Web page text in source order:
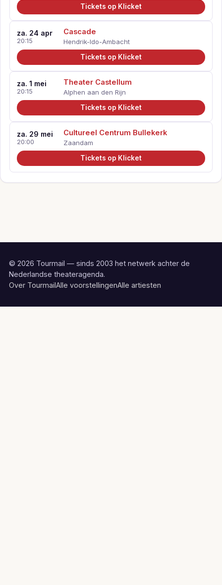
Tickets op Klicket
za. 24 apr
20:15
Cascade
Hendrik-Ido-Ambacht
Tickets op Klicket
za. 1 mei
20:15
Theater Castellum
Alphen aan den Rijn
Tickets op Klicket
za. 29 mei
20:00
Cultureel Centrum Bullekerk
Zaandam
Tickets op Klicket
© 2026 Tourmail — sinds 2003 het netwerk achter de
Nederlandse theateragenda.
Over TourmailAlle voorstellingenAlle artiesten